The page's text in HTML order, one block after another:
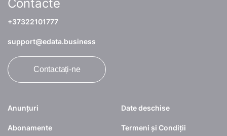
Anunțuri
Abonamente
Date deschise
Termeni și Condiții
Contacte
+37322101777
support@edata.business
Contactați-ne